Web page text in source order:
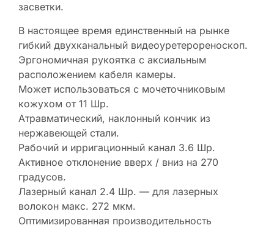
засветки.
В настоящее время единственный на рынке
гибкий двухканальный видеоуретерореноскоп.
Эргономичная рукоятка с аксиальным
расположением кабеля камеры.
Может использоваться с мочеточниковым
кожухом от 11 Шр.
Атравматический, наклонный кончик из
нержавеющей стали.
Рабочий и ирригационный канал 3.6 Шр.
Активное отклонение вверх / вниз на 270
градусов.
Лазерный канал 2.4 Шр. — для лазерных
волокон макс. 272 мкм.
Оптимизированная производительность